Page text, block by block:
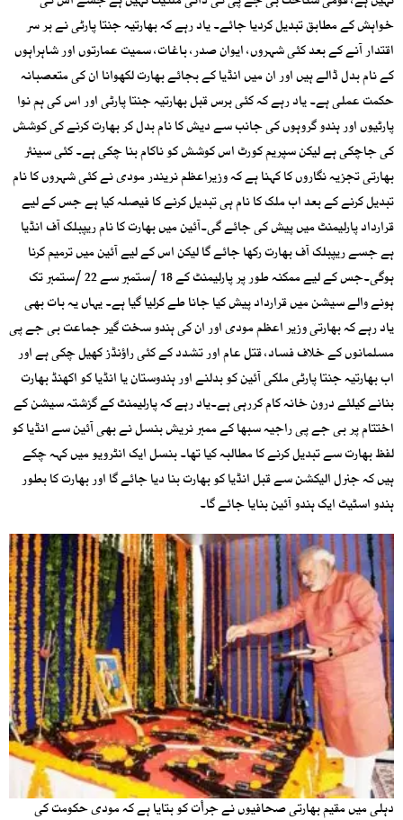
خواہش کے مطابق تبدیل کردیا جائے۔ یاد رہے کہ بھارتیہ جنتا پارٹی نے بر سر
اقتدار آنے کے بعد کئی شہروں، ایوان صدر، باغات، سمیت عمارتوں اور شاہراہوں
کے نام بدل ڈالے ہیں اور ان میں انڈیا کے بجائے بھارت لکھوانا ان کی متعصبانہ
حکمت عملی ہے۔ یاد رہے کہ کئی برس قبل بھارتیہ جنتا پارٹی اور اس کی ہم نوا
پارٹیوں اور ہندو گروہوں کی جانب سے دیش کا نام بدل کر بھارت کرنے کی کوشش
کی جاچکی ہے لیکن سپریم کورٹ اس کوشش کو ناکام بنا چکی ہے۔ کئی سینئر
بھارتی تجزیہ نگاروں کا کہنا ہے کہ وزیراعظم نریندر مودی نے کئی شہروں کا نام
تبدیل کرنے کے بعد اب ملک کا نام ہی تبدیل کرنے کا فیصلہ کیا ہے جس کے لیے
قرارداد پارلیمنٹ میں پیش کی جائے گی۔آئین میں بھارت کا نام ریپبلک آف انڈیا
ہے جسے ریپبلک آف بھارت رکھا جائے گا لیکن اس کے لیے آئین میں ترمیم کرنا
ہوگی۔جس کے لیے ممکنہ طور پر پارلیمنٹ کے 18 /ستمبر سے 22 /ستمبر تک
ہونے والے سیشن میں قرارداد پیش کیا جانا طے کرلیا گیا ہے۔ یہاں یہ بات بھی
یاد رہے کہ بھارتی وزیر اعظم مودی اور ان کی ہندو سخت گیر جماعت بی جے پی
مسلمانوں کے خلاف فساد، قتل عام اور تشدد کے کئی راؤنڈز کھیل چکی ہے اور
اب بھارتیہ جنتا پارٹی ملکی آئین کو بدلنے اور ہندوستان یا انڈیا کو اکھنڈ بھارت
بنانے کیلئے درون خانہ کام کررہی ہے۔یاد رہے کہ پارلیمنٹ کے گزشتہ سیشن کے
اختتام پر بی جے پی راجیہ سبھا کے ممبر نریش بنسل نے بھی آئین سے انڈیا کو
لفظ بھارت سے تبدیل کرنے کا مطالبہ کیا تھا۔ بنسل ایک انٹرویو میں کہہ چکے
ہیں کہ جنرل الیکشن سے قبل انڈیا کو بھارت بنا دیا جائے گا اور بھارت کا بطور
ہندو اسٹیٹ ایک ہندو آئین بنایا جائے گا۔
دہلی میں مقیم بھارتی صحافیوں نے جرأت کو بتایا ہے کہ مودی حکومت کی